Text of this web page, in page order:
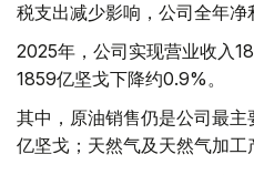
税支出减少影响，公司全年净
2025年，公司实现营业收入
1859亿坚戈下降约0.9%。
其中，原油销售仍是公司最
亿坚戈；天然气及天然气加工